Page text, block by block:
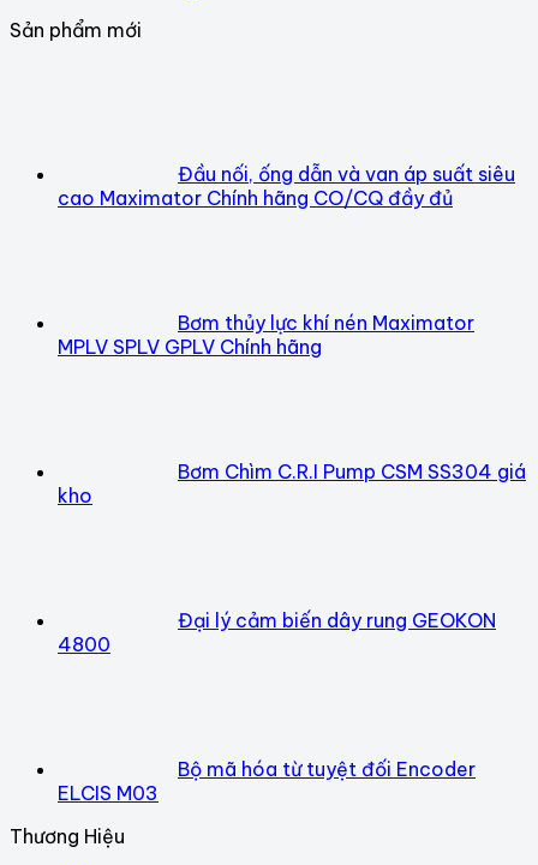
Sản phẩm mới
Đầu nối, ống dẫn và van áp suất siêu
cao Maximator Chính hãng CO/CQ đầy đủ
Bơm thủy lực khí nén Maximator
MPLV SPLV GPLV Chính hãng
Bơm Chìm C.R.I Pump CSM SS304 giá
kho
Đại lý cảm biến dây rung GEOKON
4800
Bộ mã hóa từ tuyệt đối Encoder
ELCIS M03
Thương Hiệu